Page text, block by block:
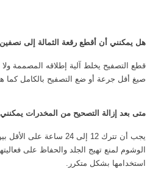
هل يمكنني أن أقطع رقعة الثمالة إلى
قطع التصفيح يخلط آلية إطلاقه المصممة ولا
صيغ أقل جرعة أو ضع التصفيح بالكامل كما
متى بعد إزالة التصحيح من المخدرات
يجب أن تترك 12 إلى 24
الوشوم لمنع تهيج الجلد والحفاظ على
استخدامها بشكل متكرر.